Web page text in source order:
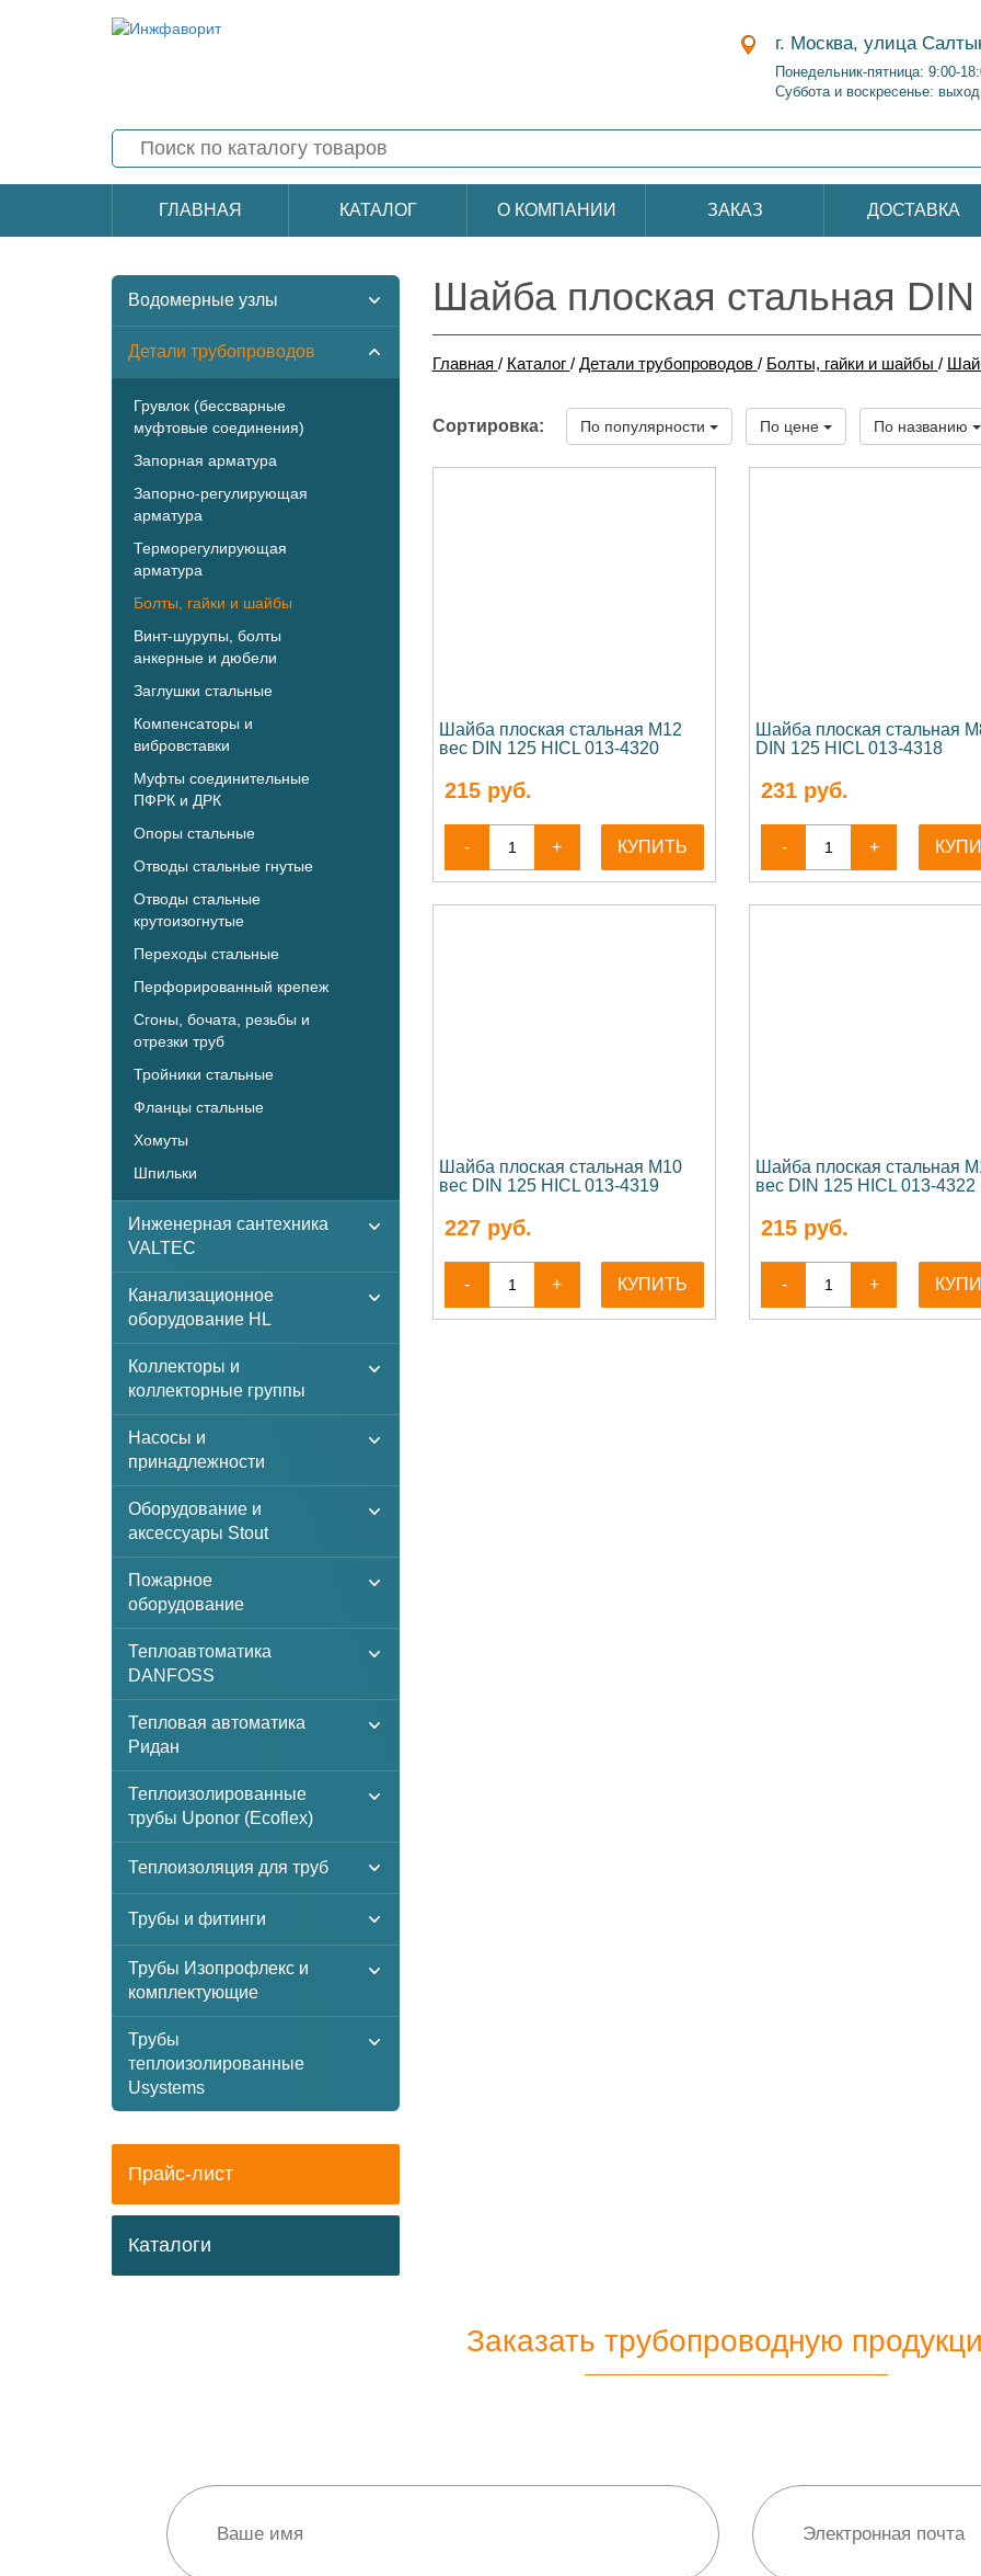
г. Москва, улица
Понедельник-пятница: 9:00-
Суббота и воскресенье:
ГЛАВНАЯ КАТАЛОГ О КОМПАНИИ ЗАКАЗ ДОСТАВКА
Водомерные узлы
Детали трубопроводов
Грувлок (бессварные
муфтовые соединения)
Запорная арматура
Запорно-регулирующая
арматура
Терморегулирующая
арматура
Болты, гайки и шайбы
Винт-шурупы, болты
анкерные и дюбели
Заглушки стальные
Компенсаторы и
вибровставки
Муфты соединительные
ПФРК и ДРК
Опоры стальные
Отводы стальные гнутые
Отводы стальные
крутоизогнутые
Переходы стальные
Перфорированный крепеж
Сгоны, бочата, резьбы и
отрезки труб
Тройники стальные
Фланцы стальные
Хомуты
Шпильки
Инженерная сантехника
VALTEC
Канализационное
оборудование HL
Коллекторы и
коллекторные группы
Насосы и
принадлежности
Оборудование и
аксессуары Stout
Пожарное
оборудование
Теплоавтоматика
DANFOSS
Тепловая автоматика
Ридан
Теплоизолированные
трубы Uponor (Ecoflex)
Теплоизоляция для труб
Трубы и фитинги
Трубы Изопрофлекс и
комплектующие
Трубы
теплоизолированные
Usystems
Прайс-лист
Каталоги
Шайба плоская стальная
Главная / Каталог / Детали трубопроводов / Болты, гайки и шайбы /
Сортировка: По популярности По цене По названию
Шайба плоская стальная М12
вес DIN 125 HICL 013-4320
215руб.
- + КУПИТЬ
Шайба плоская стальная
DIN 125 HICL 013-4318
231 руб.
- +
Шайба плоская стальная М10
вес DIN 125 HICL 013-4319
227руб.
- + КУПИТЬ
Шайба плоская стальная
вес DIN 125 HICL 013-4322
215 руб.
- +
Заказать трубопроводную